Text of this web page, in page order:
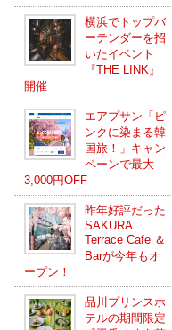
横浜でトップバ
ーテンダーを招
いたイベント
『THE LINK』
開催
エアプサン「ピ
ンクに染まる韓
国旅！」キャン
ペーンで最大
3,000円OFF
昨年好評だった
SAKURA
Terrace Cafe ＆
Barが今年もオ
ープン！
品川プリンスホ
テルの期間限定